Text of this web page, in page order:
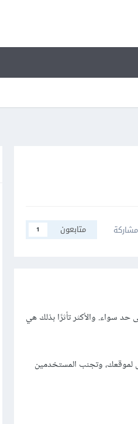
مشاركة متابعون 1
سواء. والأكثر تأثرًا بذلك هي
لموقعك، وتجنب المستخدمين